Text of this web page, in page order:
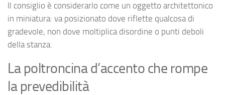
Il consiglio è considerarlo come un oggetto architettonico
in miniatura: va posizionato dove riflette qualcosa di
gradevole, non dove moltiplica disordine o punti deboli
della stanza.
La poltroncina d’accento che rompe
la prevedibilità